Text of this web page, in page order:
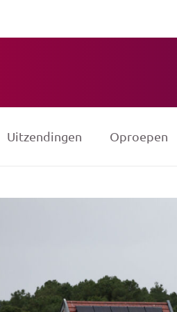
Uitzendingen Oproepen